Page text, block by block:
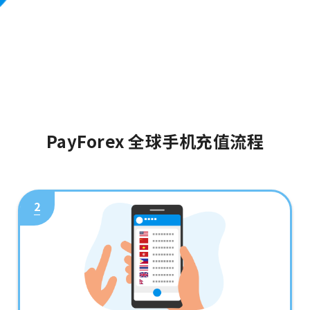
PayForex 全球手机充值流程
2